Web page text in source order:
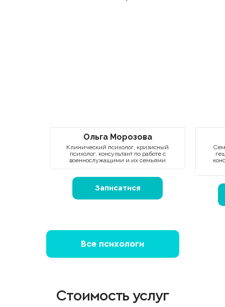
Ольга Морозова
Клинический психолог, кризисный
психолог, консультант по работе с
военнослужащими и их семьями
Записатися
Все психологи
Стоимость услуг